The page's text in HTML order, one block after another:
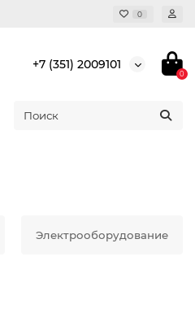
0
+7 (351) 2009101
0
Электрооборудование